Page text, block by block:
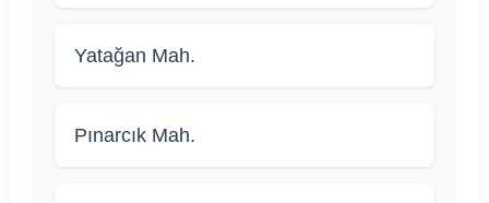
Yatağan Mah.
Pınarcık Mah.